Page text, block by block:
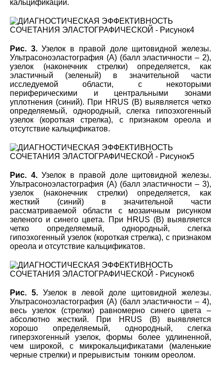
кальцификации.
Рис. 3.Узелок в правой доле щитовидной железы.
Ультрасоноэластография (А) (балл эластичности – 2),
узелок (наконечник стрелки) определяется, как
эластичный (зеленый) в значительной части
исследуемой области, с некоторыми
периферическими и центральными зонами
уплотнения (синий). При HRUS (B) выявляется четко
определяемый, однородный, слегка гипоэхогенный
узелок (короткая стрелка), с признаком ореола и
отсутствие кальцификатов.
Рис. 4.Узелок в правой доле щитовидной железы.
Ультрасоноэластография (А) (балл эластичности – 3),
узелок (наконечник стрелки) определяется, как
жесткий (синий) в значительной части
рассматриваемой области с мозаичным рисунком
зеленого и синего цвета. При HRUS (B) выявляется
четко определяемый, однородный, слегка
гипоэхогенный узелок (короткая стрелка), с признаком
ореола и отсутствие кальцификатов.
Рис. 5. Узелок в левой доле щитовидной железы.
Ультрасоноэластография (А) (балл эластичности – 4),
весь узелок (стрелки) равномерно синего цвета –
абсолютно жесткий. При HRUS (B) выявляется
хорошо определяемый, однородный, слегка
гиперэхогенный узелок, формы более удлиненной,
чем широкой, с микрокальцификатами (маленькие
черные стрелки) и прерывистым тонким ореолом.